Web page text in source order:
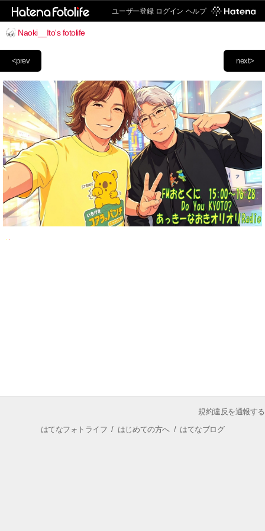
ユーザー登録 ログイン ヘルプ
Naoki__Ito's fotolife
next>
<prev
規約違反を通報する
はてなフォトライフ / はじめての方へ/ はてなブログ